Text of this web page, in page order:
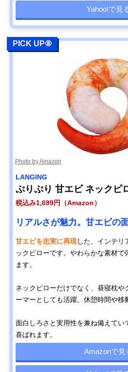
Yahoo!で見
PICK UP⑧
Photo by Amazon
‎LANGING
ぷりぷり 甘エビ ネックピ
税込み1,699円（Amazon）
リアルさが魅力。甘エビの
甘エビを忠実に再現した、インテリ
ックピローです。やわらかな素材で
ます。
ネックピローだけでなく、昼寝枕や
ーマーとしても活躍。休憩時間や移
面白しろさと実用性を兼ね備えてい
喜ばれます。
Amazonで見